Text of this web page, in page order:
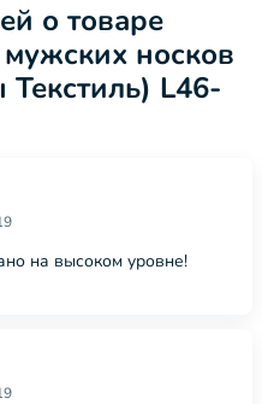
о товаре
носков
L46-
на высоком уровне!